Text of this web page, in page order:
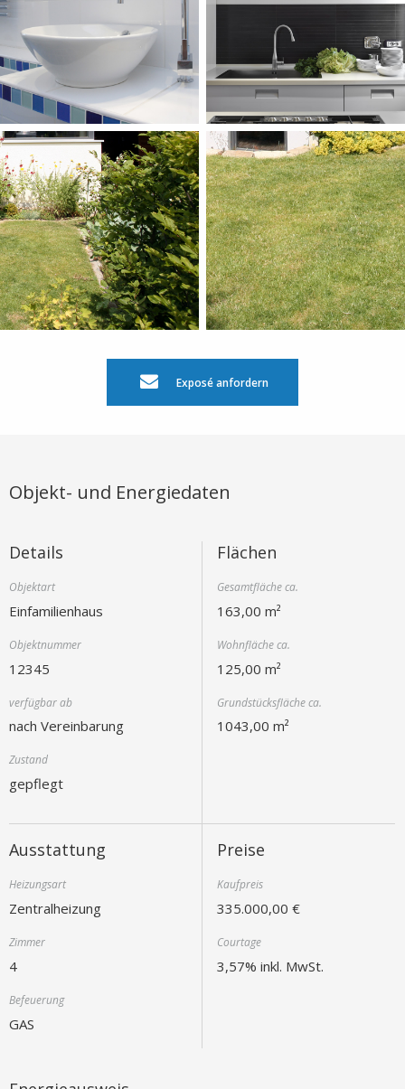
Exposé anfordern
Objekt- und Energiedaten
Details
Objektart
Einfamilienhaus
Objektnummer
12345
verfügbar ab
nach Vereinbarung
Zustand
gepflegt
Flächen
Gesamtfläche ca.
163,00 m²
Wohnfläche ca.
125,00 m²
Grundstücksfläche ca.
1043,00 m²
Ausstattung
Heizungsart
Zentralheizung
Zimmer
4
Befeuerung
GAS
Preise
Kaufpreis
335.000,00 €
Courtage
3,57% inkl. MwSt.